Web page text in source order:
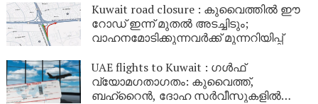
Kuwait road closure : കുവൈത്തിൽ ഈ
റോഡ് ഇന്ന് മുതൽ അടച്ചിടും;
വാഹനമോടിക്കുന്നവർക്ക് മുന്നറിയിപ്പ്
UAE flights to Kuwait : ഗൾഫ്
വ്യോമഗതാഗതം: കുവൈത്ത്,
ബഹ്റൈൻ, ദോഹ സർവീസുകളിൽ